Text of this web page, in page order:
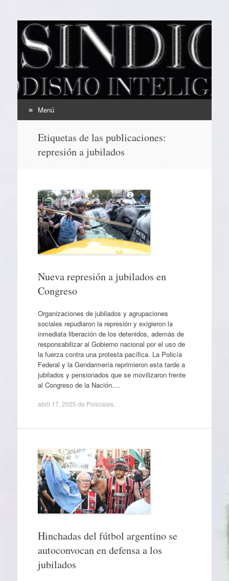
EL SINDICAL
Periodismo Inteligente
Menú
contenido
Etiquetas de las publicaciones:
represión a jubilados
Nueva represión a jubilados en
Congreso
Organizaciones de jubilados y agrupaciones
sociales repudiaron la represión y exigieron la
inmediata liberación de los detenidos, además de
responsabilizar al Gobierno nacional por el uso de
la fuerza contra una protesta pacífica. La Policía
Federal y la Gendarmería reprimieron esta tarde a
jubilados y pensionados que se movilizaron frente
al Congreso de la Nación.…
abril 17, 2025 de Policiales.
Hinchadas del fútbol argentino se
autoconvocan en defensa a los
jubilados